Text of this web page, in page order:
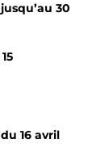
jusqu’au 30
15
du 16 avril